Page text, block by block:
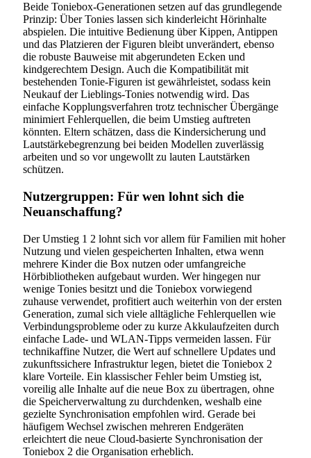
Beide Toniebox-Generationen setzen auf das grundlegende
Prinzip: Über Tonies lassen sich kinderleicht Hörinhalte
abspielen. Die intuitive Bedienung über Kippen, Antippen
und das Platzieren der Figuren bleibt unverändert, ebenso
die robuste Bauweise mit abgerundeten Ecken und
kindgerechtem Design. Auch die Kompatibilität mit
bestehenden Tonie-Figuren ist gewährleistet, sodass kein
Neukauf der Lieblings-Tonies notwendig wird. Das
einfache Kopplungsverfahren trotz technischer Übergänge
minimiert Fehlerquellen, die beim Umstieg auftreten
könnten. Eltern schätzen, dass die Kindersicherung und
Lautstärkebegrenzung bei beiden Modellen zuverlässig
arbeiten und so vor ungewollt zu lauten Lautstärken
schützen.
Nutzergruppen: Für wen lohnt sich die
Neuanschaffung?
Der Umstieg 1 2 lohnt sich vor allem für Familien mit hoher
Nutzung und vielen gespeicherten Inhalten, etwa wenn
mehrere Kinder die Box nutzen oder umfangreiche
Hörbibliotheken aufgebaut wurden. Wer hingegen nur
wenige Tonies besitzt und die Toniebox vorwiegend
zuhause verwendet, profitiert auch weiterhin von der ersten
Generation, zumal sich viele alltägliche Fehlerquellen wie
Verbindungsprobleme oder zu kurze Akkulaufzeiten durch
einfache Lade- und WLAN-Tipps vermeiden lassen. Für
technikaffine Nutzer, die Wert auf schnellere Updates und
zukunftssichere Infrastruktur legen, bietet die Toniebox 2
klare Vorteile. Ein klassischer Fehler beim Umstieg ist,
voreilig alle Inhalte auf die neue Box zu übertragen, ohne
die Speicherverwaltung zu durchdenken, weshalb eine
gezielte Synchronisation empfohlen wird. Gerade bei
häufigem Wechsel zwischen mehreren Endgeräten
erleichtert die neue Cloud-basierte Synchronisation der
Toniebox 2 die Organisation erheblich.